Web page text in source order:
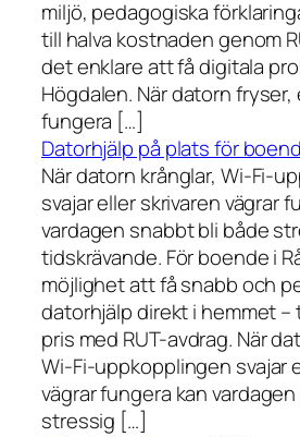
miljö, pedagogiska
till halva kostnaden genom
det enklare att få digitala
Högdalen. När datorn
fungera […]
Datorhjälp på plats för
När datorn krånglar, Wi-Fi-
svajar eller skrivaren vägrar
vardagen snabbt bli både
tidskrävande. För boende i
möjlighet att få snabb och
datorhjälp direkt i hemmet
pris med RUT-avdrag. När
Wi-Fi-uppkopplingen svajar
vägrar fungera kan
stressig […]